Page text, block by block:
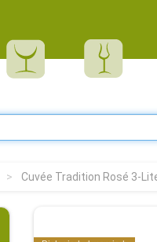
Cuvée Tradition Rosé 3-